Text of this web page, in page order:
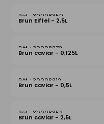
30008350
Brun Eiffel - 2,5L
30008272
Brun caviar - 0,125L
30008312
Brun caviar - 0,5L
30008352
Brun caviar - 2,5L